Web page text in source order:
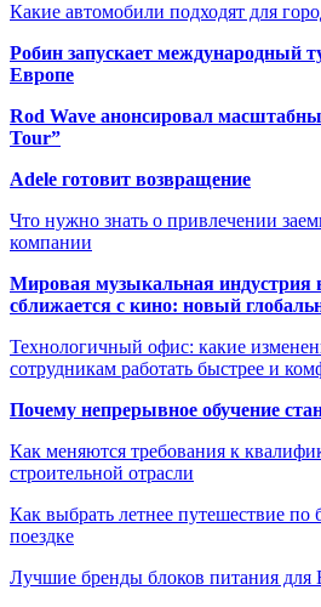
Какие автомобили подходят для
Робин запускает международный
Европе
Rod Wave анонсировал
Tour”
Adele готовит возвращение
Что нужно знать о привлечении
компании
Мировая музыкальная индустрия
сближается с кино: новый
Технологичный офис: какие
сотрудникам работать быстрее и
Почему непрерывное обучение
Как меняются требования к
строительной отрасли
Как выбрать летнее путешествие
поездке
Лучшие бренды блоков питания для